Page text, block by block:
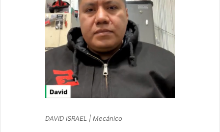
DAVID ISRAEL | Mecánico